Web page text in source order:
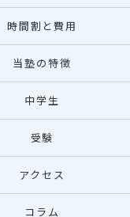
時間割と費用
当塾の特徴
中学生
受験
アクセス
コラム